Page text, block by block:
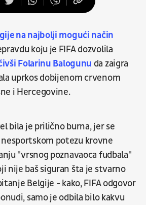
na najbolji mogući način
koju je FIFA dozvolila
Folarinu Balogunu da zaigra
uprkos dobijenom crvenom
i Hercegovine.
bila je prilično burna, jer se
potezu krovne
"vrsnog poznavaoca fudbala"
nije baš siguran šta je stvarno
Belgije - kako, FIFA odgovor
samo je odbila bilo kakvu